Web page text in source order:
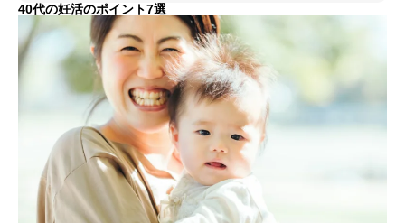
40代の妊活のポイント7選